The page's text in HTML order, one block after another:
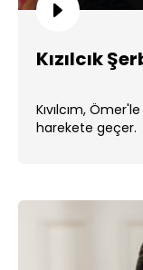
Kızılcık
Kıvılcım,
harekete geçer.